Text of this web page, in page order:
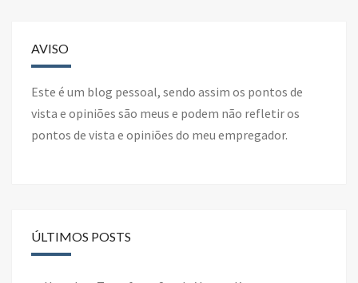
AVISO
Este é um blog pessoal, sendo assim os pontos de
vista e opiniões são meus e podem não refletir os
pontos de vista e opiniões do meu empregador.
ÚLTIMOS POSTS